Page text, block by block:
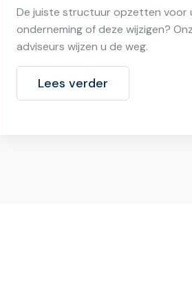
De juiste structuur opzetten voor
onderneming of deze wijzigen?
adviseurs wijzen u de weg.
Lees verder